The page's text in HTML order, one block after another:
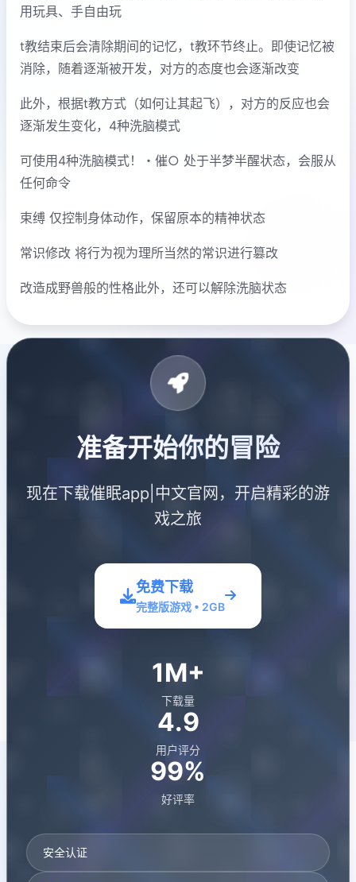
用玩具、手自由玩
t教结束后会清除期间的记忆，t教环节终止。即使记忆被
消除，随着逐渐被开发，对方的态度也会逐渐改变
此外，根据t教方式（如何让其起飞），对方的反应也会
逐渐发生变化，4种洗脑模式
可使用4种洗脑模式！・催○ 处于半梦半醒状态，会服从
任何命令
束缚 仅控制身体动作，保留原本的精神状态
常识修改 将行为视为理所当然的常识进行篡改
改造成野兽般的性格此外，还可以解除洗脑状态
准备开始你的冒险
现在下载催眠app|中文官网，开启精彩的游
戏之旅
免费下载
完整版游戏 • 2GB
1M+
下载量
4.9
用户评分
99%
好评率
安全认证